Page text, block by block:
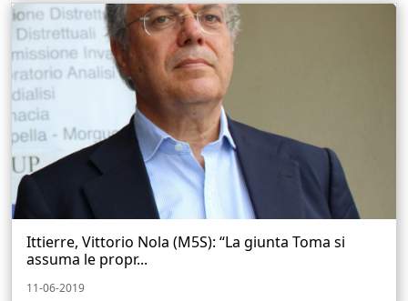
Ittierre, Vittorio Nola (M5S): “La giunta Toma si
assuma le propr...
11-06-2019